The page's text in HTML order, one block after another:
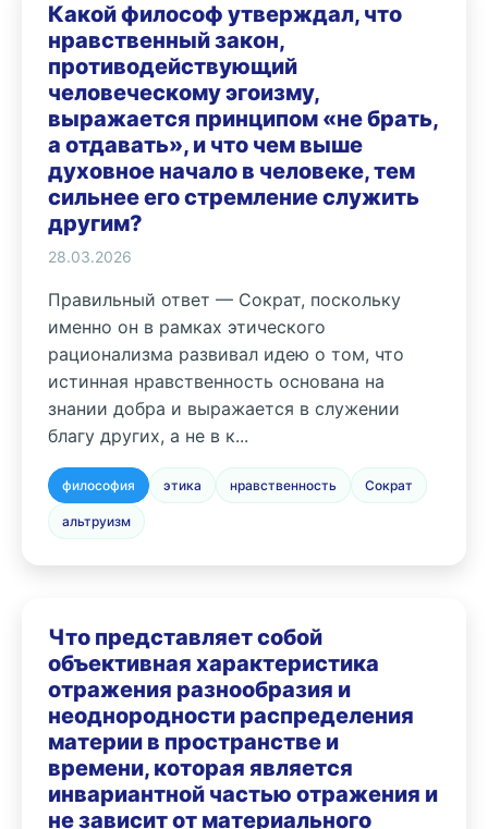
Какой философ утверждал, что
нравственный закон,
противодействующий
человеческому эгоизму,
выражается принципом «не брать,
а отдавать», и что чем выше
духовное начало в человеке, тем
сильнее его стремление служить
другим?
28.03.2026
Правильный ответ — Сократ, поскольку
именно он в рамках этического
рационализма развивал идею о том, что
истинная нравственность основана на
знании добра и выражается в служении
благу других, а не в к...
философия этика нравственность Сократ
альтруизм
Что представляет собой
объективная характеристика
отражения разнообразия и
неоднородности распределения
материи в пространстве и
времени, которая является
инвариантной частью отражения и
не зависит от материального